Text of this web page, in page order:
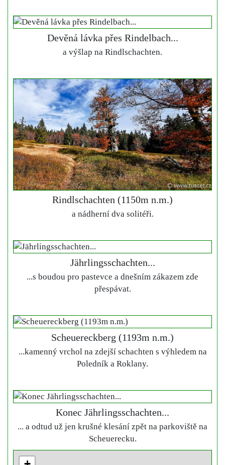
Devěná lávka přes Rindelbach...
a výšlap na Rindlschachten.
Rindlschachten (1150m n.m.)
a nádherní dva solitéři.
Jährlingsschachten...
...s boudou pro pastevce a dnešním zákazem zde
přespávat.
Scheuereckberg (1193m n.m.)
...kamenný vrchol na zdejší schachten s výhledem na
Poledník a Roklany.
Konec Jährlingsschachten...
... a odtud už jen krušné klesání zpět na parkoviště na
Scheuerecku.